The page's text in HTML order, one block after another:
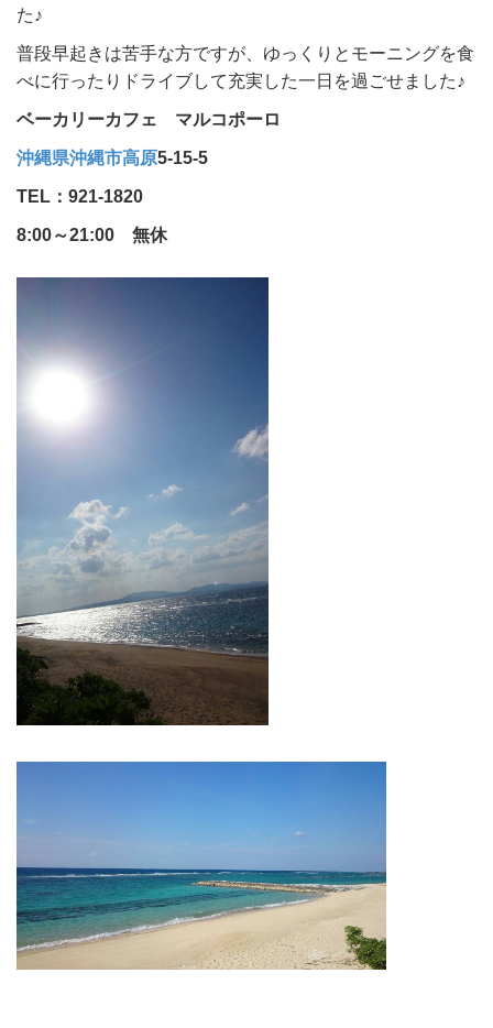
た♪
普段早起きは苦手な方ですが、ゆっくりとモーニングを食
べに行ったりドライブして充実した一日を過ごせました♪
ベーカリーカフェ マルコポーロ
沖縄県沖縄市高原5-15-5
TEL：921-1820
8:00～21:00 無休